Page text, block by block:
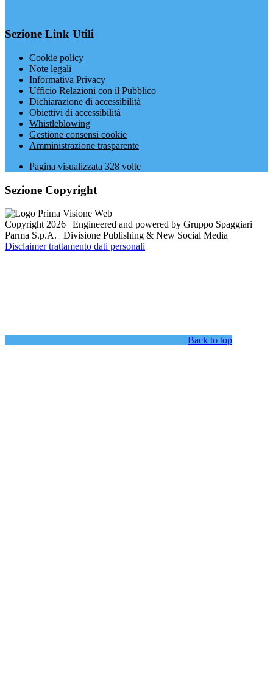
Sezione Link Utili
Cookie policy
Note legali
Informativa Privacy
Ufficio Relazioni con il Pubblico
Dichiarazione di accessibilità
Obiettivi di accessibilità
Whistleblowing
Gestione consensi cookie
Amministrazione trasparente
Pagina visualizzata 328 volte
Sezione Copyright
Copyright 2026 | Engineered and powered by Gruppo Spaggiari
Parma S.p.A. | Divisione Publishing & New Social Media
Disclaimer trattamento dati personali
Back to top